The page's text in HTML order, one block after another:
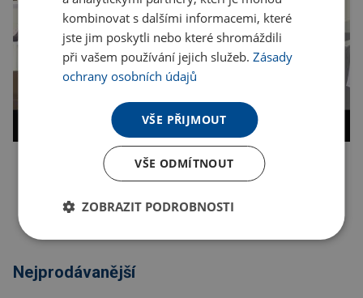
Kopírovat odkaz
Nejprodávanější
kombinovat s dalšími informacemi, které
jste jim poskytli nebo které shromáždili
při vašem používání jejich služeb.Zásady
ochrany osobních údajů
VŠE PŘIJMOUT
VŠE ODMÍTNOUT
ZOBRAZIT PODROBNOSTI